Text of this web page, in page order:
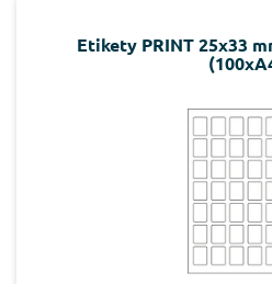
Etikety PRINT 25x33